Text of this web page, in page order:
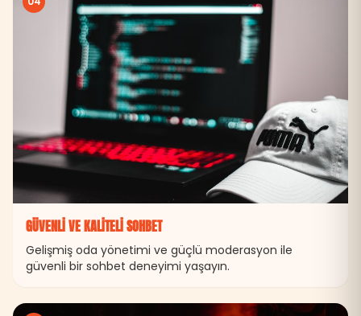
GÜVENLI VE KALITELI SOHBET
Gelişmiş oda yönetimi ve güçlü moderasyon ile
güvenli bir sohbet deneyimi yaşayın.